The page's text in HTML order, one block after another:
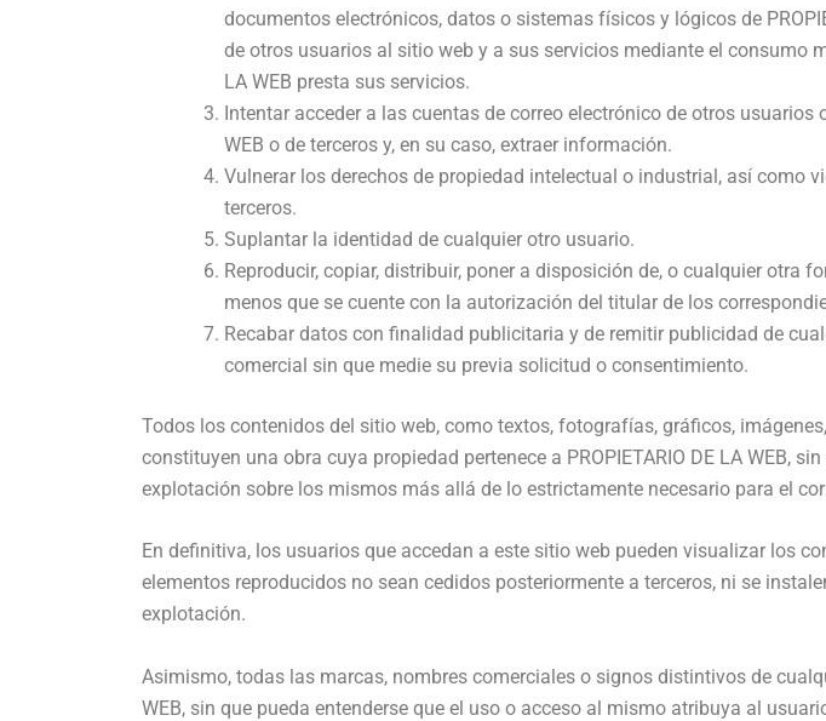
documentos electrónicos, datos o sistemas físicos y lógicos de
de otros usuarios al sitio web y a sus servicios mediante el consumo
LA WEB presta sus servicios.
Intentar acceder a las cuentas de correo electrónico de otros
WEB o de terceros y, en su caso, extraer información.
Vulnerar los derechos de propiedad intelectual o industrial, así como
terceros.
Suplantar la identidad de cualquier otro usuario.
Reproducir, copiar, distribuir, poner a disposición de, o cualquier
menos que se cuente con la autorización del titular de los
Recabar datos con finalidad publicitaria y de remitir publicidad de
comercial sin que medie su previa solicitud o consentimiento.
Todos los contenidos del sitio web, como textos, fotografías, gráficos,
constituyen una obra cuya propiedad pertenece a PROPIETARIO DE LA WEB,
explotación sobre los mismos más allá de lo estrictamente necesario para el
En definitiva, los usuarios que accedan a este sitio web pueden visualizar los
elementos reproducidos no sean cedidos posteriormente a terceros, ni se
explotación.
Asimismo, todas las marcas, nombres comerciales o signos distintivos de
WEB, sin que pueda entenderse que el uso o acceso al mismo atribuya al